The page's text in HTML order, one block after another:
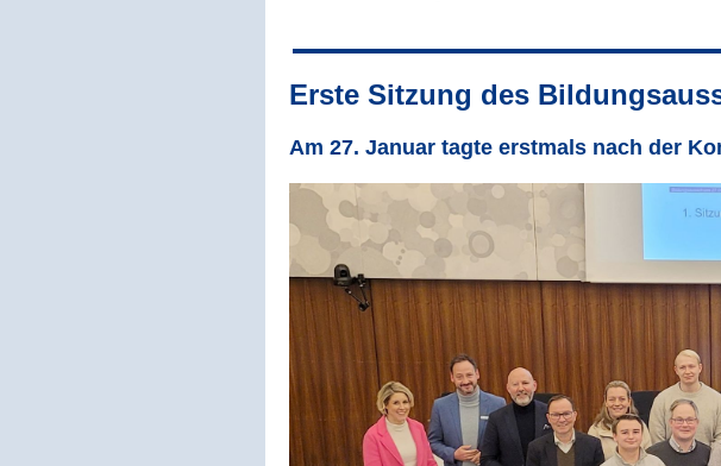
Erste Sitzung des
Am 27. Januar tagte erstmals nach der